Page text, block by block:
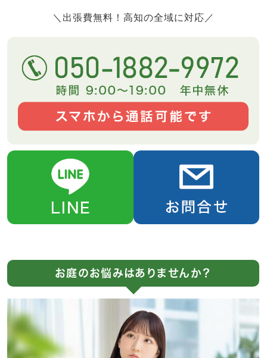
＼出張費無料！高知の全域に対応／
お庭のお悩みはありませんか？